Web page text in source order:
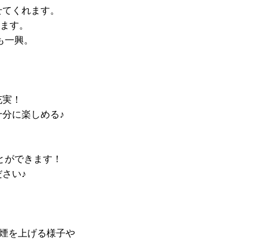
くれます。
す。
興。
！
に楽しめる♪
できます！
い♪
を上げる様子や